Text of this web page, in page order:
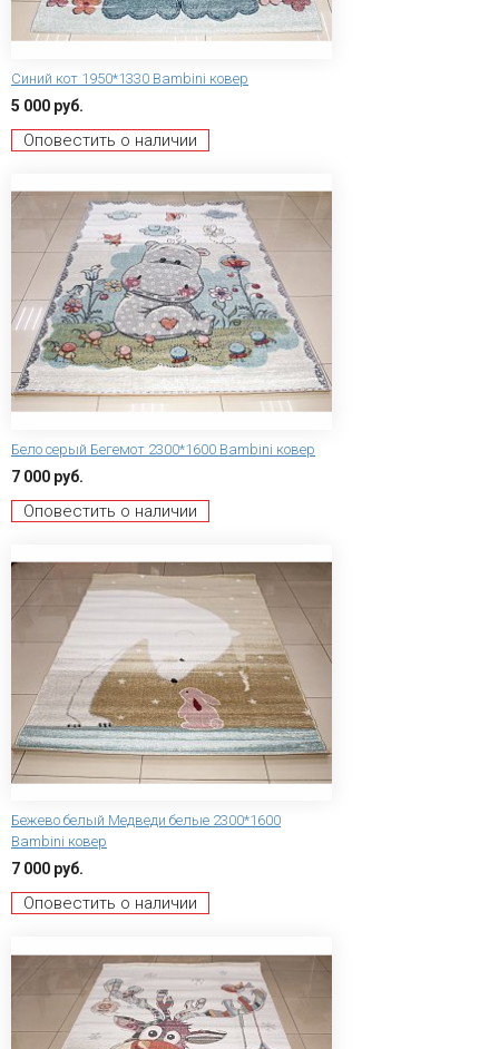
Синий кот 1950*1330 Bambini ковер
5 000 руб.
Оповестить о наличии
Бело серый Бегемот 2300*1600 Bambini ковер
7 000 руб.
Оповестить о наличии
Бежево белый Медведи белые 2300*1600
Bambini ковер
7 000 руб.
Оповестить о наличии